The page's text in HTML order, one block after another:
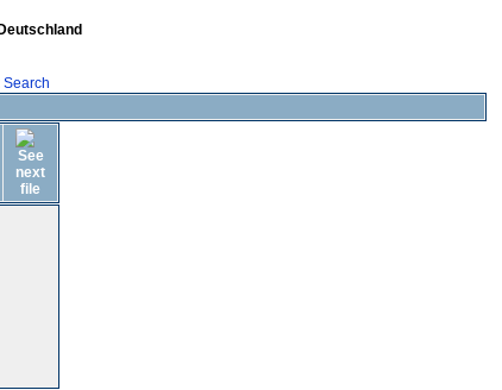
Search